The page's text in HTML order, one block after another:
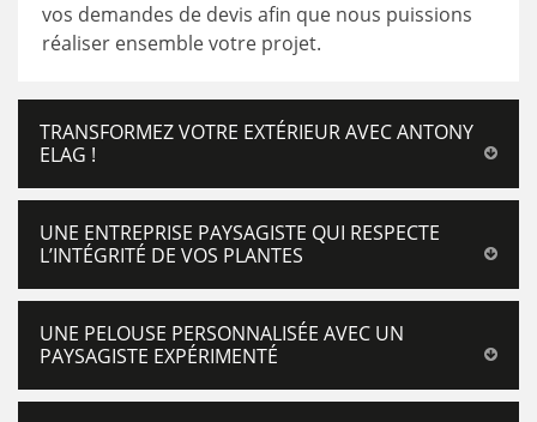
vos demandes de devis afin que nous puissions
réaliser ensemble votre projet.
TRANSFORMEZ VOTRE EXTÉRIEUR AVEC ANTONY
ELAG !
UNE ENTREPRISE PAYSAGISTE QUI RESPECTE
L’INTÉGRITÉ DE VOS PLANTES
UNE PELOUSE PERSONNALISÉE AVEC UN
PAYSAGISTE EXPÉRIMENTÉ